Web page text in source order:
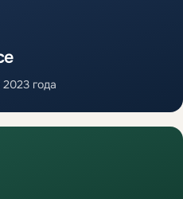
года